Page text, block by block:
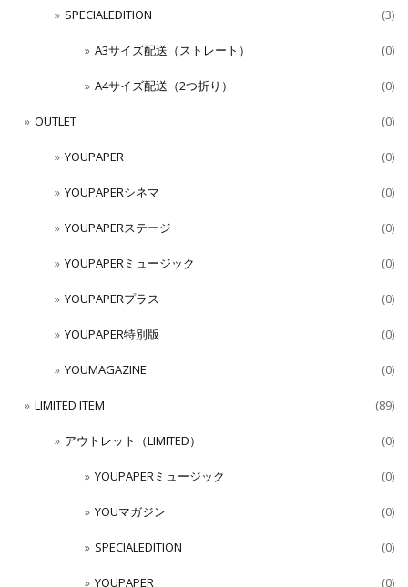
SPECIALEDITION (3)
A3サイズ配送（ストレート） (0)
A4サイズ配送（2つ折り） (0)
OUTLET (0)
YOUPAPER (0)
YOUPAPERシネマ (0)
YOUPAPERステージ (0)
YOUPAPERミュージック (0)
YOUPAPERプラス (0)
YOUPAPER特別版 (0)
YOUMAGAZINE (0)
LIMITED ITEM (89)
アウトレット（LIMITED） (0)
YOUPAPERミュージック (0)
YOUマガジン (0)
SPECIALEDITION (0)
YOUPAPER (0)